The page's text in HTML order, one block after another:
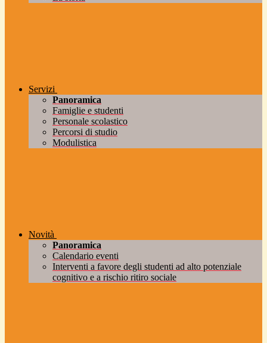
Servizi
Panoramica
Famiglie e studenti
Personale scolastico
Percorsi di studio
Modulistica
Novità
Panoramica
Calendario eventi
Interventi a favore degli studenti ad alto potenziale
cognitivo e a rischio ritiro sociale